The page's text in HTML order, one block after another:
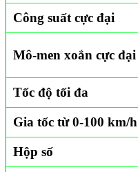
Công suất cực đại
Mô-men xoắn cực đại
Tốc độ tối đa
Gia tốc từ 0-100 km/h
Hộp số